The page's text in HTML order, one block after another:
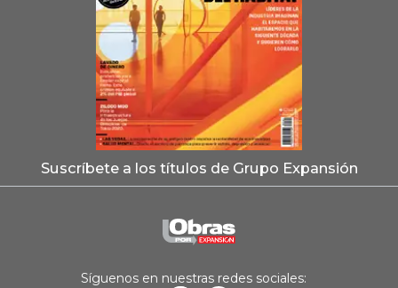
Suscríbete a los títulos de Grupo Expansión
Síguenos en nuestras redes sociales: